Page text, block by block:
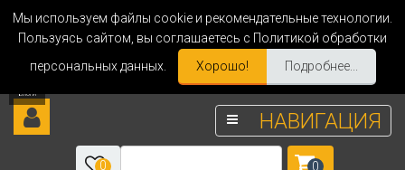
Мы используем файлы cookie и рекомендательные технологии.
Пользуясь сайтом, вы соглашаетесь с Политикой обработки
персональных данных.
Хорошо! Подробнее...
НАВИГАЦИЯ
0 0